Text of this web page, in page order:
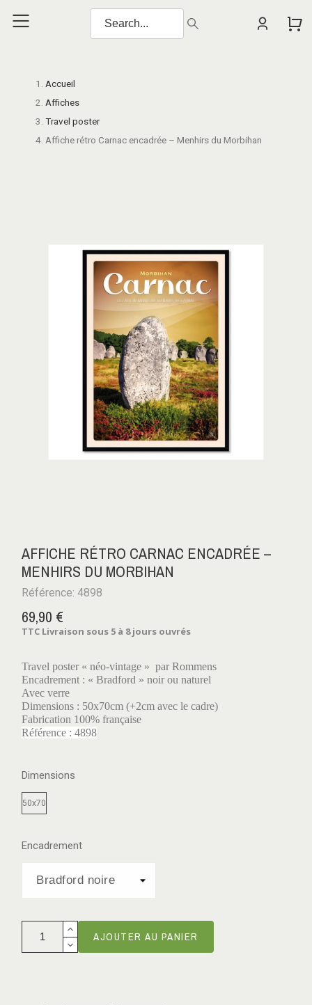
Accueil
Affiches
Travel poster
Affiche rétro Carnac encadrée – Menhirs du Morbihan
AFFICHE RÉTRO CARNAC ENCADRÉE –
MENHIRS DU MORBIHAN
Référence: 4898
69,90 €
TTC Livraison sous 5 à 8 jours ouvrés
Travel poster « néo-vintage » par Rommens
Encadrement : « Bradford » noir ou naturel
Avec verre
Dimensions : 50x70cm (+2cm avec le cadre)
Fabrication 100% française
Référence : 4898
Dimensions
50x70
Encadrement
AJOUTER AU PANIER